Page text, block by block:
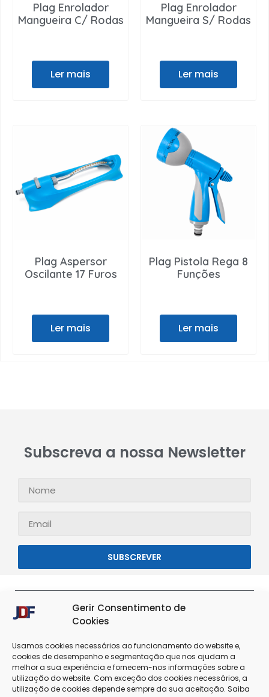
Gerir Consentimento de
Cookies
Usamos cookies necessários ao funcionamento do website e,
cookies de desempenho e segmentação que nos ajudam a
melhor a sua experiência e fornecem-nos informações sobre a
utilização do website. Com exceção dos cookies necessários, a
utilização de cookies depende sempre da sua aceitação. Saiba
Plag Enrolador
Mangueira C/ Rodas
Ler mais
Plag Enrolador
Mangueira S/ Rodas
Ler mais
Plag Aspersor
Oscilante 17 Furos
Ler mais
Plag Pistola Rega 8
Funções
Ler mais
Subscreva a nossa Newsletter
SUBSCREVER